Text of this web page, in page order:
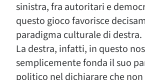
sinistra, fra autoritari e
questo gioco favorisce
paradigma culturale di destra.
La destra, infatti, in questo
semplicemente fonda il suo
politico nel dichiarare che